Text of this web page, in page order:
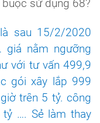
sử dụng 68?
sau 15/2/2020
giá nằm ngưỡng
với tư vấn 499,9
gói xây lắp 999
trên 5 tỷ. công
…. Sẻ làm thay